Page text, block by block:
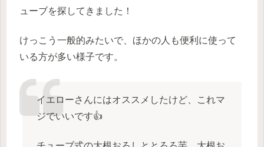
ューブを探してきました！
けっこう一般的みたいで、ほかの人も便利に使って
いる方が多い様子です。
イエローさんにはオススメしたけど、これマ
ジでいいです👍